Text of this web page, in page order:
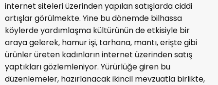
internet siteleri üzerinden yapılan satışlarda ciddi
artışlar görülmekte. Yine bu dönemde bilhassa
köylerde yardımlaşma kültürünün de etkisiyle bir
araya gelerek, hamur işi, tarhana, mantı, erişte gibi
ürünler üreten kadınların internet üzerinden satış
yaptıkları gözlemleniyor. Yürürlüğe giren bu
düzenlemeler, hazırlanacak ikincil mevzuatla birlikte,